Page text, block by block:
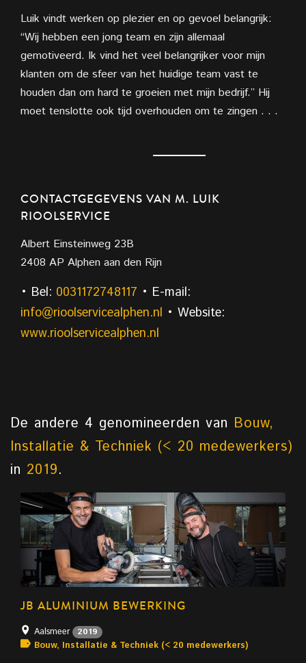
Luik vindt werken op plezier en op gevoel belangrijk:
“Wij hebben een jong team en zijn allemaal
gemotiveerd. Ik vind het veel belangrijker voor mijn
klanten om de sfeer van het huidige team vast te
houden dan om hard te groeien met mijn bedrijf.” Hij
moet tenslotte ook tijd overhouden om te zingen . . .
CONTACTGEGEVENS VAN M. LUIK
RIOOLSERVICE
Albert Einsteinweg 23B
2408 AP Alphen aan den Rijn
• Bel: 0031172748117 • E-mail:
info@rioolservicealphen.nl • Website:
www.rioolservicealphen.nl
De andere 4 genomineerden van Bouw,
Installatie & Techniek (< 20 medewerkers)
in 2019.
JB ALUMINIUM BEWERKING
Aalsmeer 2019
Bouw, Installatie & Techniek (< 20 medewerkers)